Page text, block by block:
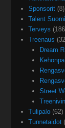
Sponsorit (8)
Talent Suomi
Terveys
Treenaus
Dream
Street
Tulipalo (62)
Tunnetaidot